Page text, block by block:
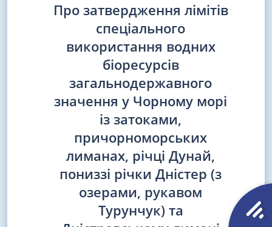
Про затвердження лімітів
спеціального
використання водних
біоресурсів
загальнодержавного
значення у Чорному морі
із затоками,
причорноморських
лиманах, річці Дунай,
пониззі річки Дністер (з
озерами, рукавом
Турунчук) та